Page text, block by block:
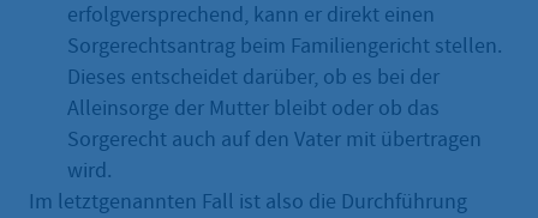
erfolgversprechend, kann er direkt einen
Sorgerechtsantrag beim Familiengericht stellen.
Dieses entscheidet darüber, ob es bei der
Alleinsorge der Mutter bleibt oder ob das
Sorgerecht auch auf den Vater mit übertragen
wird.
Im letztgenannten Fall ist also die Durchführung